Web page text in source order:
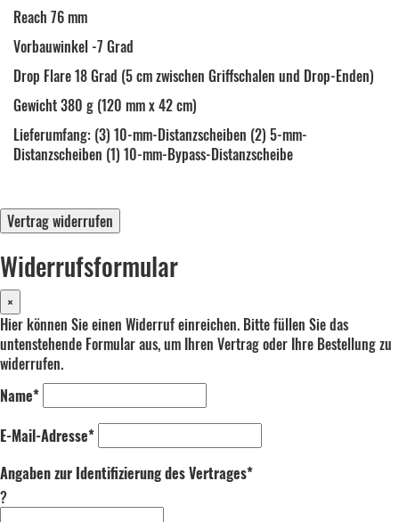
Reach 76 mm
Vorbauwinkel -7 Grad
Drop Flare 18 Grad (5 cm zwischen Griffschalen und Drop-Enden)
Gewicht 380 g (120 mm x 42 cm)
Lieferumfang: (3) 10-mm-Distanzscheiben (2) 5-mm-
Distanzscheiben (1) 10-mm-Bypass-Distanzscheibe
Vertrag widerrufen
Widerrufsformular
×
Hier können Sie einen Widerruf einreichen. Bitte füllen Sie das
untenstehende Formular aus, um Ihren Vertrag oder Ihre Bestellung zu
widerrufen.
Name*
E-Mail-Adresse*
Angaben zur Identifizierung des Vertrages*
?